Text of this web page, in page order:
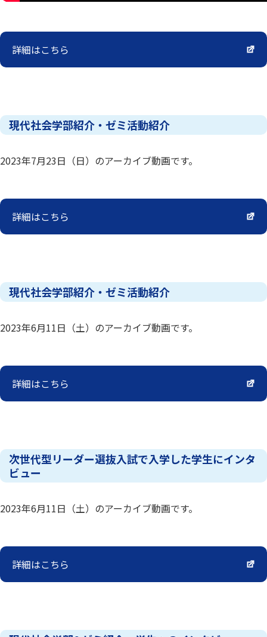
詳細はこちら
現代社会学部紹介・ゼミ活動紹介
2023年7月23日（日）のアーカイブ動画です。
詳細はこちら
現代社会学部紹介・ゼミ活動紹介
2023年6月11日（土）のアーカイブ動画です。
詳細はこちら
次世代型リーダー選抜入試で入学した学生にインタ
ビュー
2023年6月11日（土）のアーカイブ動画です。
詳細はこちら